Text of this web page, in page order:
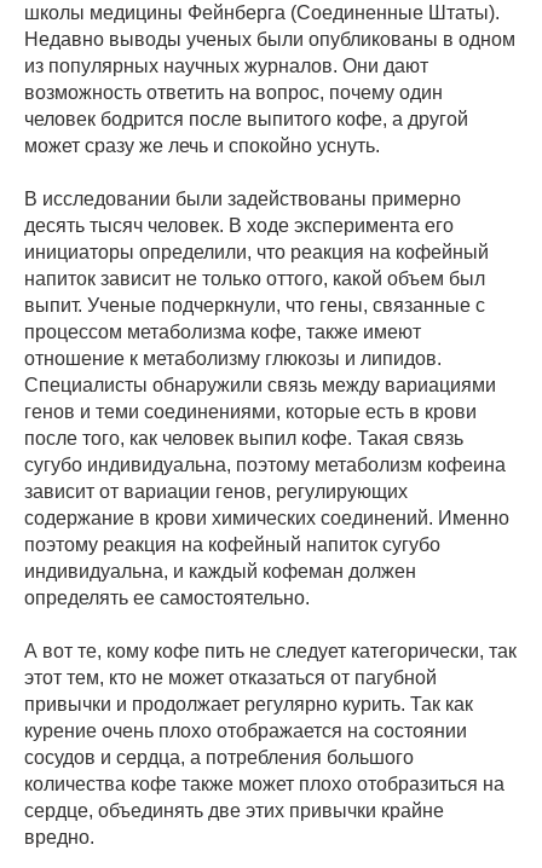
школы медицины Фейнберга (Соединенные Штаты).
Недавно выводы ученых были опубликованы в одном
из популярных научных журналов. Они дают
возможность ответить на вопрос, почему один
человек бодрится после выпитого кофе, а другой
может сразу же лечь и спокойно уснуть.
В исследовании были задействованы примерно
десять тысяч человек. В ходе эксперимента его
инициаторы определили, что реакция на кофейный
напиток зависит не только оттого, какой объем был
выпит. Ученые подчеркнули, что гены, связанные с
процессом метаболизма кофе, также имеют
отношение к метаболизму глюкозы и липидов.
Специалисты обнаружили связь между вариациями
генов и теми соединениями, которые есть в крови
после того, как человек выпил кофе. Такая связь
сугубо индивидуальна, поэтому метаболизм кофеина
зависит от вариации генов, регулирующих
содержание в крови химических соединений. Именно
поэтому реакция на кофейный напиток сугубо
индивидуальна, и каждый кофеман должен
определять ее самостоятельно.
А вот те, кому кофе пить не следует категорически, так
этот тем, кто не может отказаться от пагубной
привычки и продолжает регулярно курить. Так как
курение очень плохо отображается на состоянии
сосудов и сердца, а потребления большого
количества кофе также может плохо отобразиться на
сердце, объединять две этих привычки крайне
вредно.